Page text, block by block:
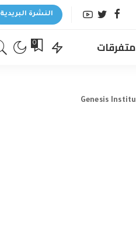
النشرة البريدية
متفرقات 0